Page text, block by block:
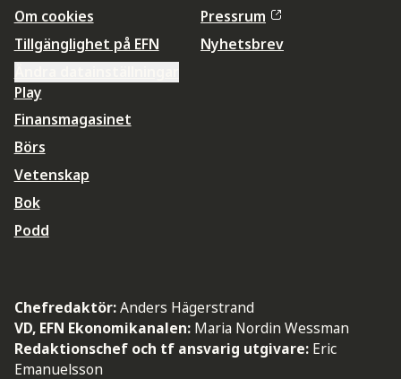
Om cookies
Tillgänglighet på EFN
Pressrum
Nyhetsbrev
Play
Finansmagasinet
Börs
Vetenskap
Bok
Podd
Chefredaktör:Anders Hägerstrand
VD, EFN Ekonomikanalen: Maria Nordin Wessman
Redaktionschef och tf ansvarig utgivare: Eric
Emanuelsson